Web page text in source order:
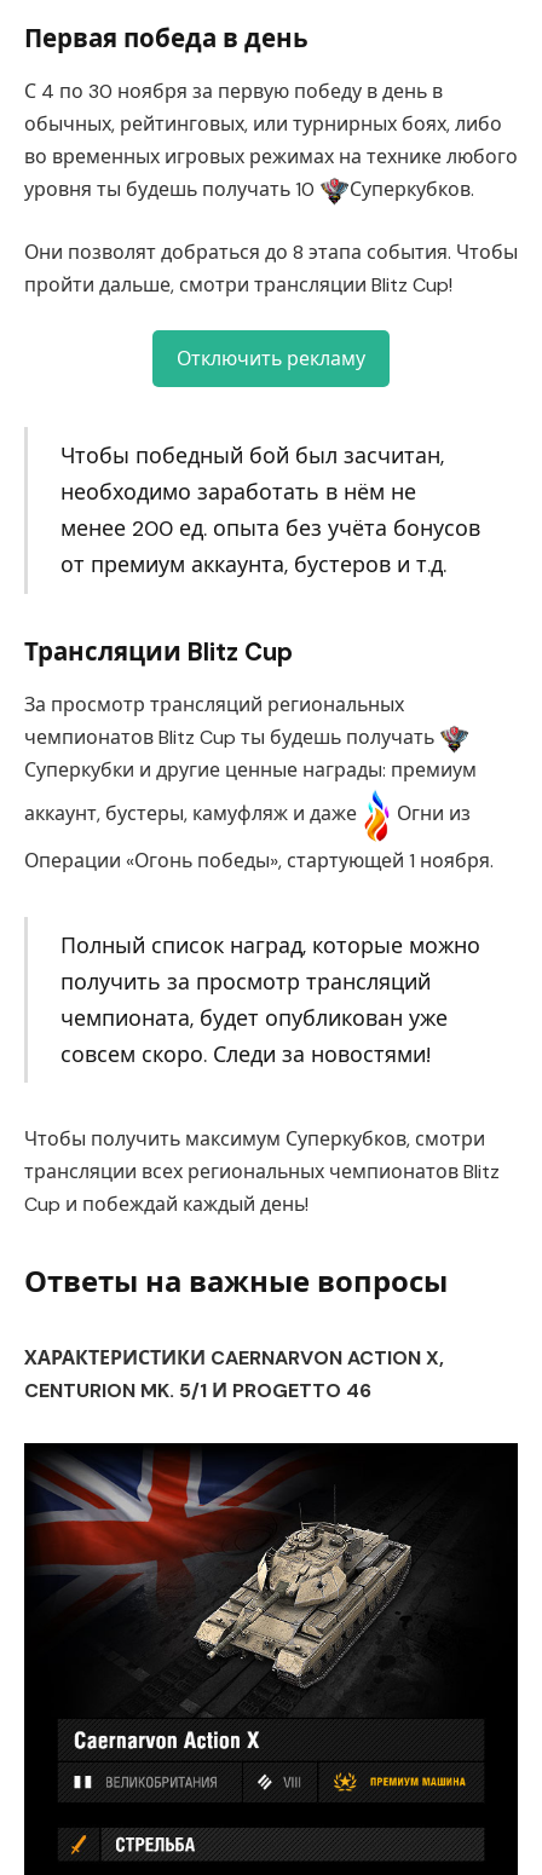
Первая победа в день
С 4 по 30 ноября за первую победу в день в
обычных, рейтинговых, или турнирных боях, либо
во временных игровых режимах на технике любого
уровня ты будешь получать 10
Суперкубков.
Они позволят добраться до 8 этапа события. Чтобы
пройти дальше, смотри трансляции Blitz Cup!
Отключить рекламу
Чтобы победный бой был засчитан,
необходимо заработать в нём не
менее 200 ед. опыта без учёта бонусов
от премиум аккаунта, бустеров и т.д.
Трансляции Blitz Cup
За просмотр трансляций региональных
чемпионатов Blitz Cup ты будешь получать
Суперкубки и другие ценные награды: премиум
аккаунт, бустеры, камуфляж и даже
Огни из
Операции «Огонь победы», стартующей 1 ноября.
Полный список наград, которые можно
получить за просмотр трансляций
чемпионата, будет опубликован уже
совсем скоро. Следи за новостями!
Чтобы получить максимум Суперкубков, смотри
трансляции всех региональных чемпионатов Blitz
Cup и побеждай каждый день!
Ответы на важные вопросы
ХАРАКТЕРИСТИКИ CAERNARVON ACTION X,
CENTURION MK. 5/1 И PROGETTO 46